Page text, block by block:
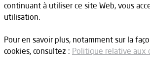
continuant à utiliser ce site Web, vous
utilisation.
Pour en savoir plus, notamment sur la
cookies, consultez : Politique relative aux